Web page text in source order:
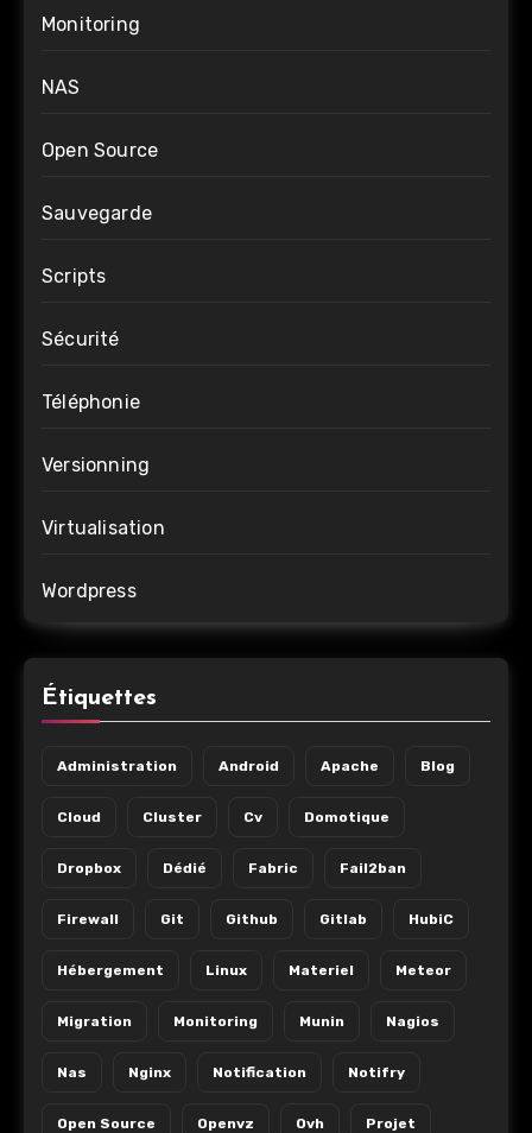
Monitoring
NAS
Open Source
Sauvegarde
Scripts
Sécurité
Téléphonie
Versionning
Virtualisation
Wordpress
Étiquettes
Administration Android Apache Blog
Cloud Cluster Cv Domotique
Dropbox Dédié Fabric Fail2ban
Firewall Git Github Gitlab HubiC
Hébergement Linux Materiel Meteor
Migration Monitoring Munin Nagios
Nas Nginx Notification Notifry
Open Source Openvz Ovh Projet